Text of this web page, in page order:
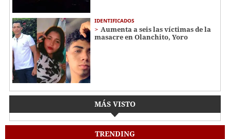
IDENTIFICADOS
Aumenta a seis las víctimas de la
masacre en Olanchito, Yoro
MÁS VISTO
TRENDING